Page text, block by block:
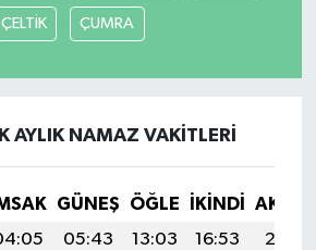
ÇELTİK ÇUMRA
AYLIK NAMAZ VAKITLERI
GÜNEŞ ÖĞLE İKINDI
05:43 13:03 16:53
20:13